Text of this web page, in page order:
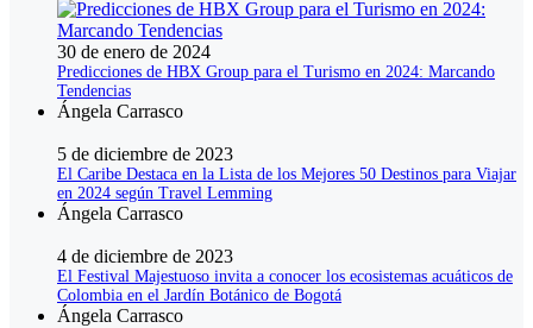
30 de enero de 2024
Predicciones de HBX Group para el Turismo en 2024: Marcando
Tendencias
Ángela Carrasco
5 de diciembre de 2023
El Caribe Destaca en la Lista de los Mejores 50 Destinos para Viajar
en 2024 según Travel Lemming
Ángela Carrasco
4 de diciembre de 2023
El Festival Majestuoso invita a conocer los ecosistemas acuáticos de
Colombia en el Jardín Botánico de Bogotá
Ángela Carrasco